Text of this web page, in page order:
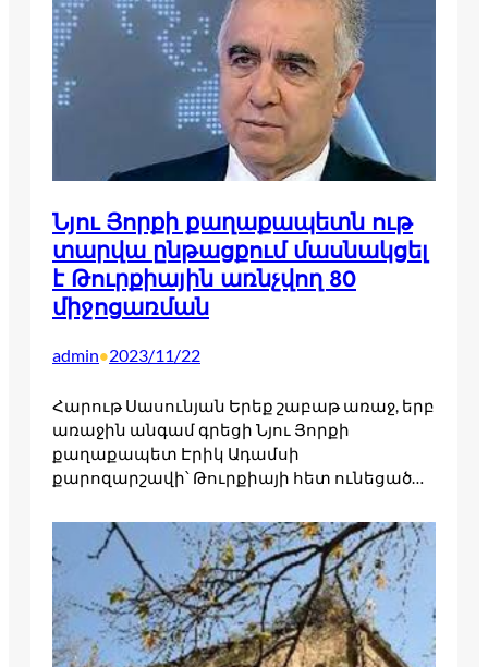
Նյու Յորքի քաղաքապետն ութ
տարվա ընթացքում մասնակցել
է Թուրքիային առնչվող 80
միջոցառման
admin•2023/11/22
Հարութ Սասունյան Երեք շաբաթ առաջ, երբ
առաջին անգամ գրեցի Նյու Յորքի
քաղաքապետ Էրիկ Ադամսի
քարոզարշավի՝ Թուրքիայի հետ ունեցած…